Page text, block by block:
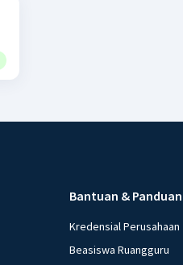
Bantuan & Panduan
Kredensial Perusahaan
Beasiswa Ruangguru